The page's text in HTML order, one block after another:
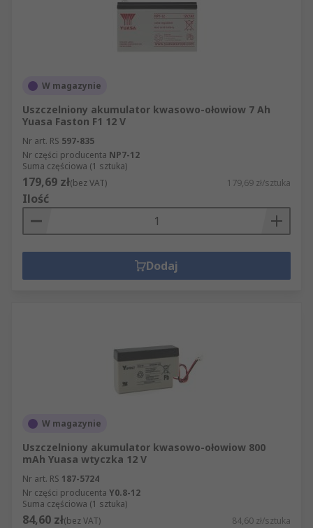
W magazynie
Uszczelniony akumulator kwasowo-ołowiow 7 Ah
Yuasa Faston F1 12 V
Nr art. RS 597-835
Nr części producenta NP7-12
Suma częściowa (1 sztuka)
179,69 zł(bez VAT) 179,69 zł/sztuka
Ilość
Dodaj
W magazynie
Uszczelniony akumulator kwasowo-ołowiow 800
mAh Yuasa wtyczka 12 V
Nr art. RS 187-5724
Nr części producenta Y0.8-12
Suma częściowa (1 sztuka)
84,60 zł(bez VAT) 84,60 zł/sztuka